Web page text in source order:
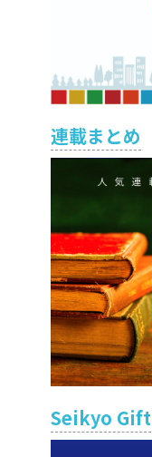
連載まとめ
Seikyo Gift